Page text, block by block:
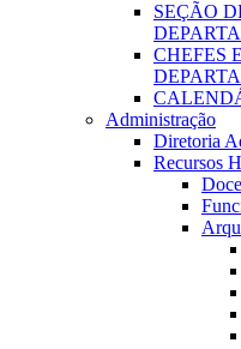
SEÇÃO
CHEFES
Administração
Diretoria
Recursos